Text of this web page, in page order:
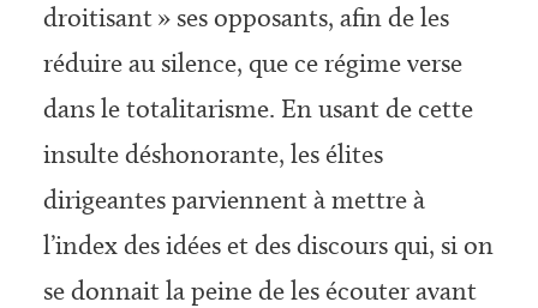
droitisant » ses opposants, afin de les
réduire au silence, que ce régime verse
dans le totalitarisme. En usant de cette
insulte déshonorante, les élites
dirigeantes parviennent à mettre à
l’index des idées et des discours qui, si on
se donnait la peine de les écouter avant